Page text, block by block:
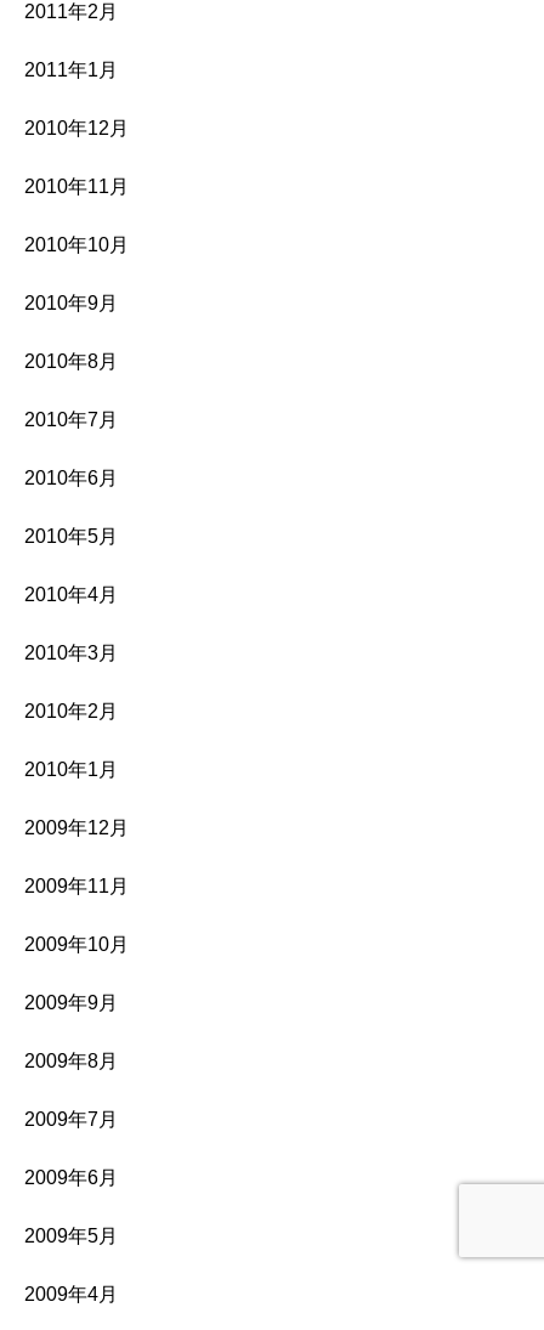
2011年2月
2011年1月
2010年12月
2010年11月
2010年10月
2010年9月
2010年8月
2010年7月
2010年6月
2010年5月
2010年4月
2010年3月
2010年2月
2010年1月
2009年12月
2009年11月
2009年10月
2009年9月
2009年8月
2009年7月
2009年6月
2009年5月
2009年4月